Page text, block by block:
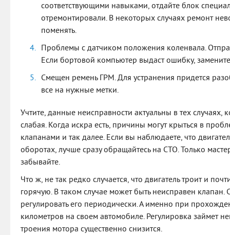
соответствующими навыками, отдайте блок
отремонтировали. В некоторых случаях ремонт
поменять.
Проблемы с датчиком положения коленвала.
Если бортовой компьютер выдаст ошибку,
Смещен ремень ГРМ. Для устранения придется
все на нужные метки.
Учтите, данные неисправности актуальны в тех случаях,
слабая. Когда искра есть, причины могут крыться в
клапанами и так далее. Если вы наблюдаете, что
оборотах, лучше сразу обращайтесь на СТО. Только
забывайте.
Что ж, не так редко случается, что двигатель троит и
горячую. В таком случае может быть неисправен клапан.
регулировать его периодически. А именно при
километров на своем автомобиле. Регулировка займет
троения мотора существенно снизится.